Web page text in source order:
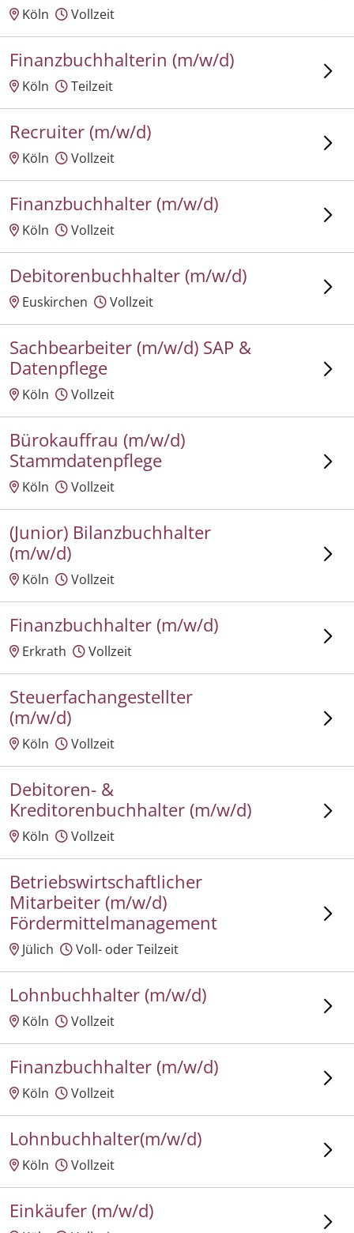
Köln Vollzeit
Finanzbuchhalterin (m/w/d)
Köln Teilzeit
Recruiter (m/w/d)
Köln Vollzeit
Finanzbuchhalter (m/w/d)
Köln Vollzeit
Debitorenbuchhalter (m/w/d)
Euskirchen Vollzeit
Sachbearbeiter (m/w/d) SAP &
Datenpflege
Köln Vollzeit
Bürokauffrau (m/w/d)
Stammdatenpflege
Köln Vollzeit
(Junior) Bilanzbuchhalter
(m/w/d)
Köln Vollzeit
Finanzbuchhalter (m/w/d)
Erkrath Vollzeit
Steuerfachangestellter
(m/w/d)
Köln Vollzeit
Debitoren- &
Kreditorenbuchhalter (m/w/d)
Köln Vollzeit
Betriebswirtschaftlicher
Mitarbeiter (m/w/d)
Fördermittelmanagement
Jülich Voll- oder Teilzeit
Lohnbuchhalter (m/w/d)
Köln Vollzeit
Finanzbuchhalter (m/w/d)
Köln Vollzeit
Lohnbuchhalter(m/w/d)
Köln Vollzeit
Einkäufer (m/w/d)